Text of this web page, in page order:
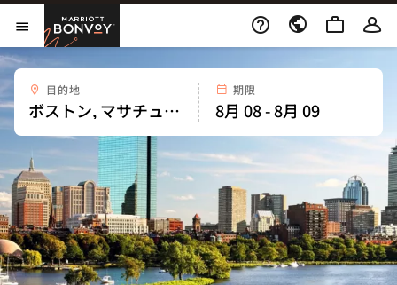
Skip to Content
メニューを開く
Marriott Bonvoy
目的地 期限